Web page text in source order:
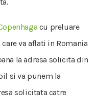
cu preluare
va aflati in Romania
la adresa solicita din
si va punem la
solicitata catre